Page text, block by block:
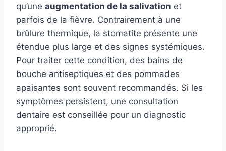
qu’une augmentation de la salivation et
parfois de la fièvre. Contrairement à une
brûlure thermique, la stomatite présente une
étendue plus large et des signes systémiques.
Pour traiter cette condition, des bains de
bouche antiseptiques et des pommades
apaisantes sont souvent recommandés. Si les
symptômes persistent, une consultation
dentaire est conseillée pour un diagnostic
approprié.